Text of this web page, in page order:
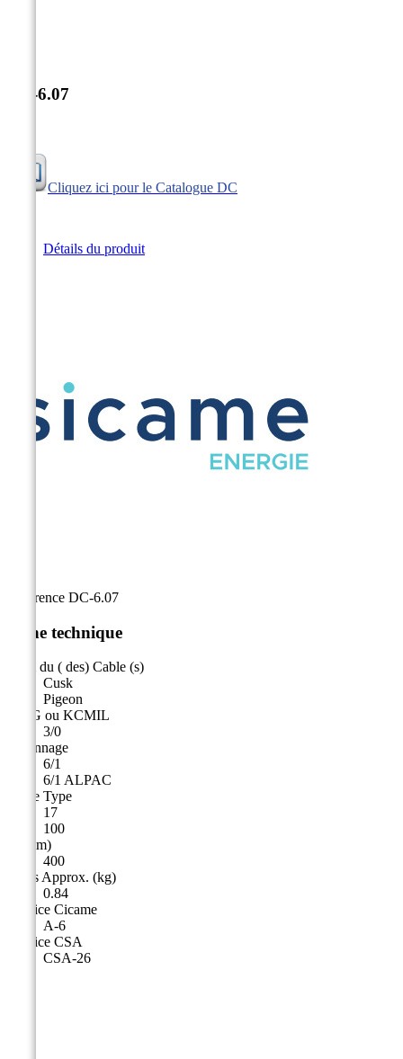
DC-6.07
Cliquez ici pour le Catalogue DC
Détails du produit
Référence DC-6.07
Fiche technique
Nom du ( des) Cable (s)
Cusk
Pigeon
AWG ou KCMIL
3/0
Toronnage
6/1
6/1 ALPAC
Force Type
17
100
A (mm)
400
Poids Approx. (kg)
0.84
Matrice Cicame
A-6
Matrice CSA
CSA-26